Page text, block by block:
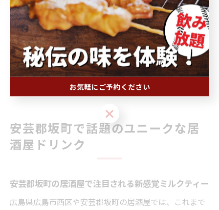
います。
ミルクティーはアルコールが苦手な方や、お酒の合間に
リフレッシュしたい方にも選ばれやすいドリンクです。
今後も、季節限定や新しいフレーバーの登場など、居酒
屋のミルクティーメニューはますます多様化していくこ
とが予想されます。
安芸郡坂町で話題のユニークな居
酒屋ドリンク
安芸郡坂町の居酒屋で注目される新感覚ミルクティー
広島県広島市西区や安芸郡坂町の居酒屋では、これまで
お気軽にご予約ください
お気軽にご予約ください